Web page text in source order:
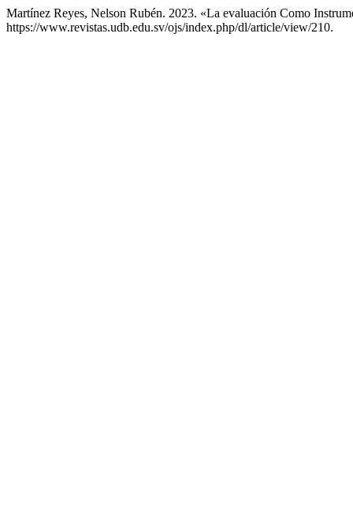
Martínez Reyes, Nelson Rubén. 2023. «La evaluación Como
https://www.revistas.udb.edu.sv/ojs/index.php/dl/article/view/210.